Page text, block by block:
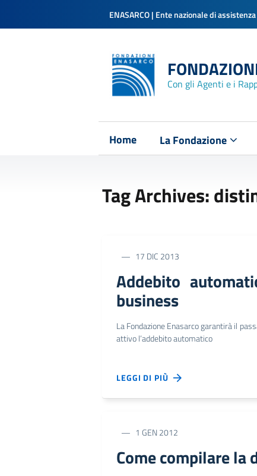
ENASARCO | Ente nazionale di
Con gli Agenti e i
Home La Fondazione
Tag Archives:
17 DIC 2013
Addebito
business
La Fondazione Enasarco garantirà il
attivo l’addebito automatico
LEGGI DI PIÙ
1 GEN 2012
Come compilare la